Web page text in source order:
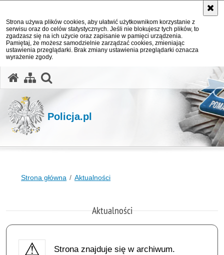
Strona używa plików cookies, aby ułatwić użytkownikom korzystanie z
serwisu oraz do celów statystycznych. Jeśli nie blokujesz tych plików, to
zgadzasz się na ich użycie oraz zapisanie w pamięci urządzenia.
Pamiętaj, że możesz samodzielnie zarządzać cookies, zmieniając
ustawienia przeglądarki. Brak zmiany ustawienia przeglądarki oznacza
wyrażenie zgody.
Policja.pl
Strona główna Aktualności
Aktualności
Strona znajduje się w archiwum.